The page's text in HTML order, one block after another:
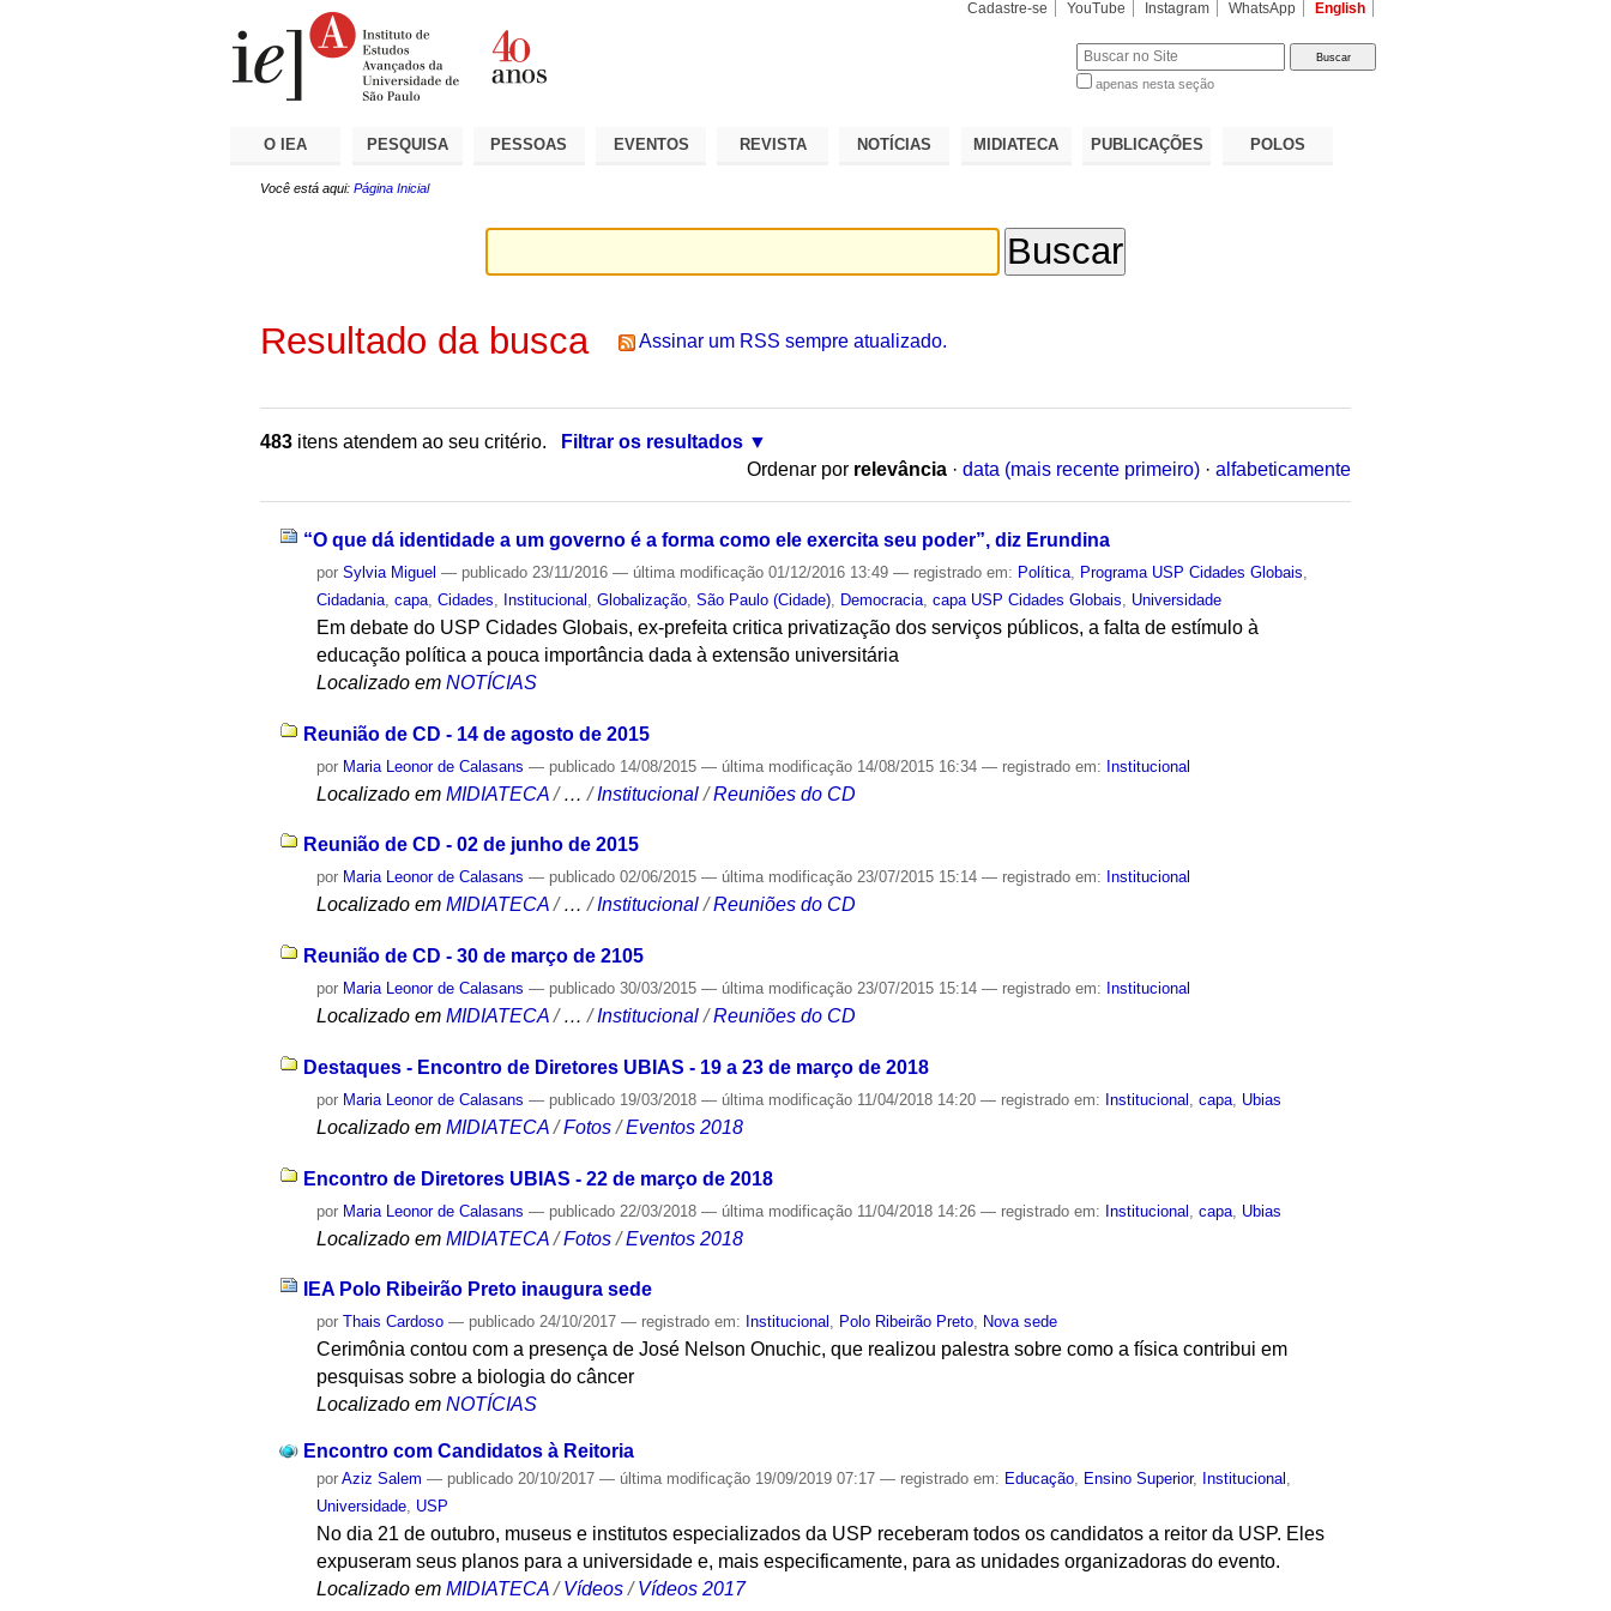
Cadastre-se YouTube Instagram WhatsApp English
apenas nesta seção
O IEA PESQUISA PESSOAS EVENTOS REVISTA NOTÍCIAS MIDIATECA PUBLICAÇÕES POLOS
Você está aqui: Página Inicial
Resultado da busca Assinar um RSS sempre atualizado.
483 itens atendem ao seu critério.
Filtrar os resultados
Ordenar por relevância · data (mais recente primeiro) · alfabeticamente
“O que dá identidade a um governo é a forma como ele exercita seu poder”, diz Erundina
porSylvia Miguel — publicado 23/11/2016— última modificação 01/12/2016 13:49— registrado em: Política Programa USP Cidades Globais
Cidadania ,capa ,Cidades Institucional ,Globalização ,São Paulo (Cidade) Democracia ,capa USP Cidades Globais Universidade
Em debate do USP Cidades Globais, ex-prefeita critica privatização dos serviços públicos, a falta de estímulo à
educação política a pouca importância dada à extensão universitária
Localizado em NOTÍCIAS
Reunião de CD - 14 de agosto de 2015
por Maria Leonor de Calasans — publicado 14/08/2015— última modificação 14/08/2015 16:34— registrado em: Institucional
Localizado em MIDIATECA /…/Institucional /Reuniões do CD
Reunião de CD - 02 de junho de 2015
por Maria Leonor de Calasans — publicado 02/06/2015— última modificação 23/07/2015 15:14— registrado em: Institucional
Localizado em MIDIATECA /…/Institucional /Reuniões do CD
Reunião de CD - 30 de março de 2105
por Maria Leonor de Calasans — publicado 30/03/2015— última modificação 23/07/2015 15:14— registrado em: Institucional
Localizado em MIDIATECA /…/Institucional /Reuniões do CD
Destaques - Encontro de Diretores UBIAS - 19 a 23 de março de 2018
por Maria Leonor de Calasans — publicado 19/03/2018— última modificação 11/04/2018 14:20— registrado em: Institucional ,capa Ubias
Localizado em MIDIATECA /Fotos /Eventos 2018
Encontro de Diretores UBIAS - 22 de março de 2018
por Maria Leonor de Calasans — publicado 22/03/2018— última modificação 11/04/2018 14:26— registrado em: Institucional ,capa Ubias
Localizado em MIDIATECA /Fotos /Eventos 2018
IEA Polo Ribeirão Preto inaugura sede
porThais Cardoso — publicado 24/10/2017— registrado em: Institucional , Polo Ribeirão Preto, Nova sede
Cerimônia contou com a presença de José Nelson Onuchic, que realizou palestra sobre como a física contribui em
pesquisas sobre a biologia do câncer
Localizado em NOTÍCIAS
Encontro com Candidatos à Reitoria
porAziz Salem — publicado 20/10/2017— última modificação 19/09/2019 07:17— registrado em: Educação Ensino Superior, Institucional
Universidade USP
No dia 21 de outubro, museus e institutos especializados da USP receberam todos os candidatos a reitor da USP. Eles
expuseram seus planos para a universidade e, mais especificamente, para as unidades organizadoras do evento.
Localizado em MIDIATECA /Vídeos /Vídeos 2017